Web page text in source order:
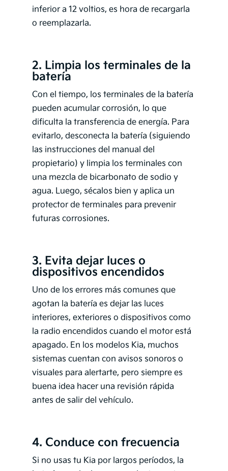
inferior a 12 voltios, es hora de recargarla
o reemplazarla.
2. Limpia los terminales de la
batería
Con el tiempo, los terminales de la batería
pueden acumular corrosión, lo que
dificulta la transferencia de energía. Para
evitarlo, desconecta la batería (siguiendo
las instrucciones del manual del
propietario) y limpia los terminales con
una mezcla de bicarbonato de sodio y
agua. Luego, sécalos bien y aplica un
protector de terminales para prevenir
futuras corrosiones.
3. Evita dejar luces o
dispositivos encendidos
Uno de los errores más comunes que
agotan la batería es dejar las luces
interiores, exteriores o dispositivos como
la radio encendidos cuando el motor está
apagado. En los modelos Kia, muchos
sistemas cuentan con avisos sonoros o
visuales para alertarte, pero siempre es
buena idea hacer una revisión rápida
antes de salir del vehículo.
4. Conduce con frecuencia
Si no usas tu Kia por largos períodos, la